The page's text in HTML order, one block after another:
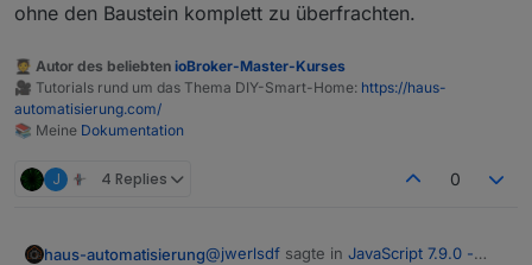
ohne den Baustein komplett zu überfrachten.
🧑‍🎓 Autor des beliebten ioBroker-Master-Kurses
🎥 Tutorials rund um das Thema DIY-Smart-Home: https://haus-
automatisierung.com/
📚 Meine Dokumentation
J 4 Replies 0
haus-automatisierung@jwerlsdf sagte in JavaScript 7.9.0 -